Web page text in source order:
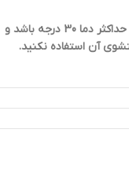
دقت داشته باشید که هنگام شستشو این دورس، حداکثر دما 30 درجه باشد و
آن استفاده نکنید.